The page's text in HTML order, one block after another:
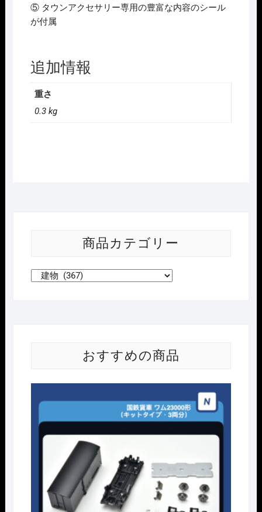
⑤ タウンアクセサリー専用の豊富な内容のシール
が付属
追加情報
重さ
0.3 kg
商品カテゴリー
おすすめの商品